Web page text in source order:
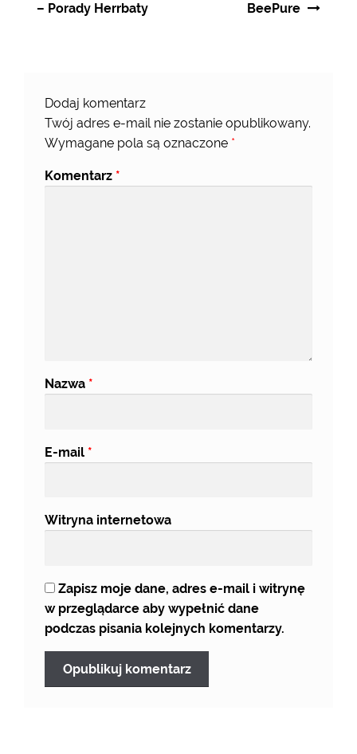
– Porady Herrbaty
BeePure
Dodaj komentarz
Twój adres e-mail nie zostanie opublikowany.
Wymagane pola są oznaczone *
Komentarz *
Nazwa *
E-mail *
Witryna internetowa
Zapisz moje dane, adres e-mail i witrynę
w przeglądarce aby wypełnić dane
podczas pisania kolejnych komentarzy.